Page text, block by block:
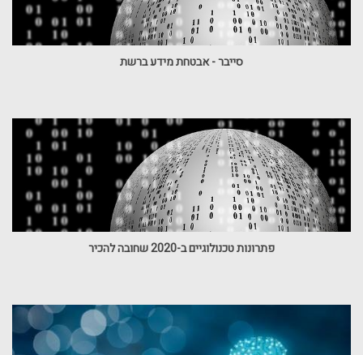
סייבר - אבטחת מידע ברשת
פתרונות טכנולוגיים ב-2020 שחובה להכיר